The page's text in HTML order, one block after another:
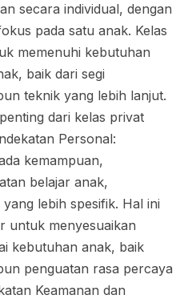
secara individual, dengan
pada satu anak. Kelas
memenuhi kebutuhan
baik dari segi
teknik yang lebih lanjut.
dari kelas privat
Personal:
kemampuan,
belajar anak,
lebih spesifik. Hal ini
untuk menyesuaikan
kebutuhan anak, baik
penguatan rasa percaya
Keamanan dan